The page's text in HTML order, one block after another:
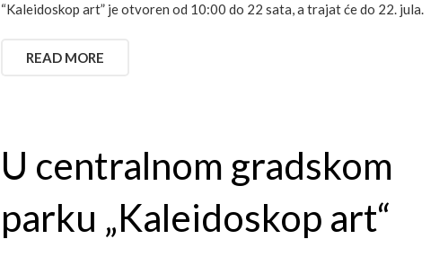
“Kaleidoskop art” je otvoren od 10:00 do 22 sata, a trajat će do 22. jula.
READ MORE
U centralnom gradskom
parku „Kaleidoskop art“